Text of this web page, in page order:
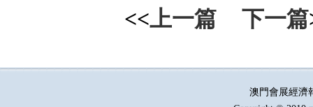
<<上一篇 下一篇
澳門會展經